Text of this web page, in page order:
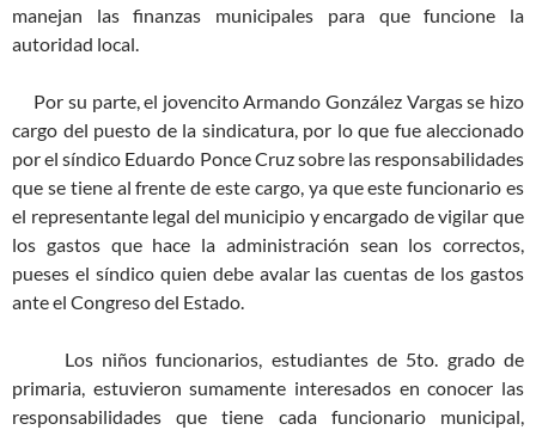
manejan las finanzas municipales para que funcione la
autoridad local.
Por su parte, el jovencito Armando González Vargas se hizo
cargo del puesto de la sindicatura, por lo que fue aleccionado
por el síndico Eduardo Ponce Cruz sobre las responsabilidades
que se tiene al frente de este cargo, ya que este funcionario es
el representante legal del municipio y encargado de vigilar que
los gastos que hace la administración sean los correctos,
pueses el síndico quien debe avalar las cuentas de los gastos
ante el Congreso del Estado.
Los niños funcionarios, estudiantes de 5to. grado de
primaria, estuvieron sumamente interesados en conocer las
responsabilidades que tiene cada funcionario municipal,